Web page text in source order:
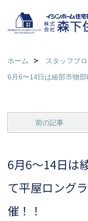
ホーム
スタッフブ
6月6〜14日は綾部市物
前の記事
6月6〜14日は
て平屋ロング
催！！